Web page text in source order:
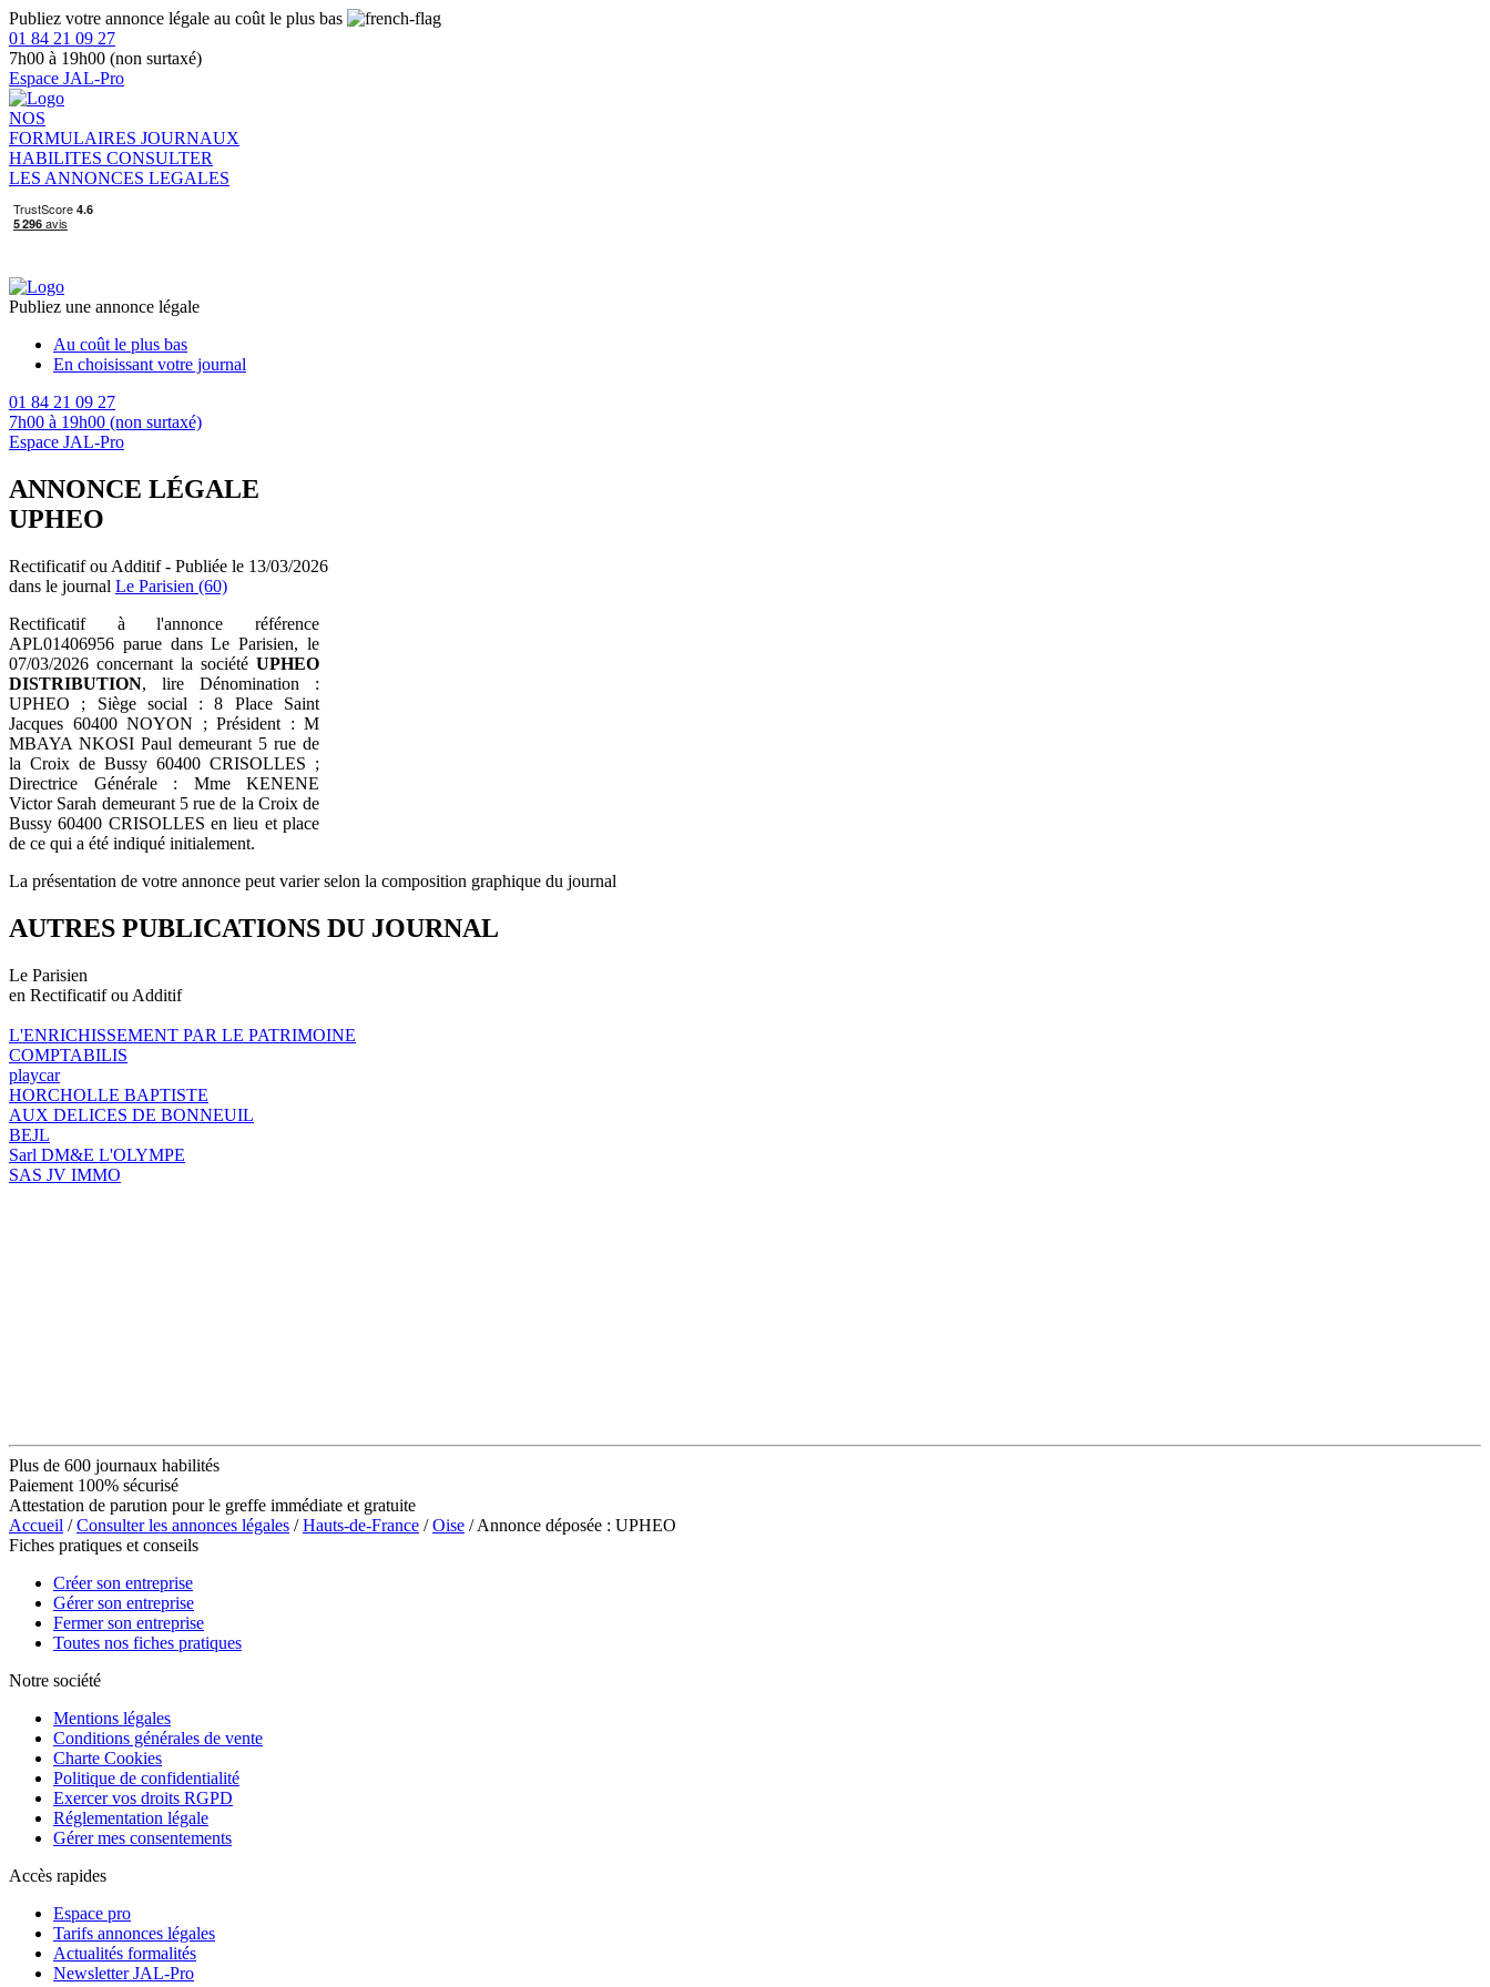
Publiez votre annonce légale au coût le plus bas
01 84 21 09 27
7h00 à 19h00 (non surtaxé)
Espace JAL-Pro
NOS
FORMULAIRES JOURNAUX
HABILITES CONSULTER
LES ANNONCES LEGALES
Publiez une annonce légale
Au coût le plus bas
En choisissant votre journal
01 84 21 09 27
7h00 à 19h00 (non surtaxé)
Espace JAL-Pro
ANNONCE LÉGALE
UPHEO
Rectificatif ou Additif - Publiée le 13/03/2026
dans le journal Le Parisien (60)
Rectificatif à l'annonce référence
APL01406956 parue dans Le Parisien, le
07/03/2026 concernant la société UPHEO
DISTRIBUTION, lire Dénomination :
UPHEO ; Siège social : 8 Place Saint
Jacques 60400 NOYON ; Président : M
MBAYA NKOSI Paul demeurant 5 rue de
la Croix de Bussy 60400 CRISOLLES ;
Directrice Générale : Mme KENENE
Victor Sarah demeurant 5 rue de la Croix de
Bussy 60400 CRISOLLES en lieu et place
de ce qui a été indiqué initialement.
La présentation de votre annonce peut varier selon la composition graphique du journal
AUTRES PUBLICATIONS DU JOURNAL
Le Parisien
en Rectificatif ou Additif
L'ENRICHISSEMENT PAR LE PATRIMOINE
COMPTABILIS
playcar
HORCHOLLE BAPTISTE
AUX DELICES DE BONNEUIL
BEJL
Sarl DM&E L'OLYMPE
SAS JV IMMO
Plus de 600 journaux habilités
Paiement 100% sécurisé
Attestation de parution pour le greffe immédiate et gratuite
Accueil /Consulter les annonces légales /Hauts-de-France /Oise / Annonce déposée : UPHEO
Fiches pratiques et conseils
Créer son entreprise
Gérer son entreprise
Fermer son entreprise
Toutes nos fiches pratiques
Notre société
Mentions légales
Conditions générales de vente
Charte Cookies
Politique de confidentialité
Exercer vos droits RGPD
Réglementation légale
Gérer mes consentements
Accès rapides
Espace pro
Tarifs annonces légales
Actualités formalités
Newsletter JAL-Pro